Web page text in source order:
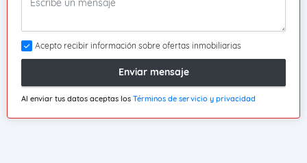
Acepto recibir información sobre ofertas inmobiliarias
Enviar mensaje
Al enviar tus datos aceptas los Términos de servicio y privacidad